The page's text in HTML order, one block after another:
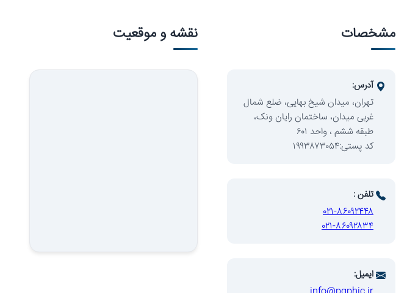
ارزش‌آفرینی مشخصات
آدرس:
تهران، میدان شیخ بهایی، ضلع شمال
غربی میدان، ساختمان رایان ونک،
طبقه ششم ، واحد ۶۰۱
کد پستی:۱۹۹۳۸۷۳۰۵۴
تلفن :
۰۲۱-۸۶۰۹۲۴۴۸
۰۲۱-۸۶۰۹۲۸۳۴
ایمیل:
نقشه و موقعیت